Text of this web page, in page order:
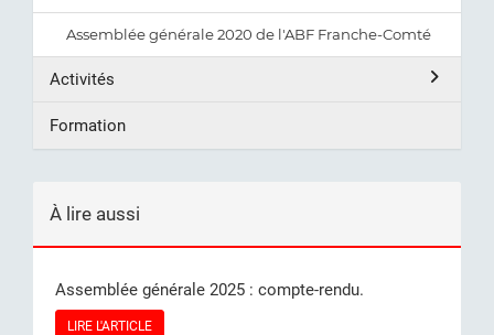
Assemblée générale 2020 de l'ABF Franche-Comté
Activités
Formation
À lire aussi
Assemblée générale 2025 : compte-rendu.
LIRE L'ARTICLE